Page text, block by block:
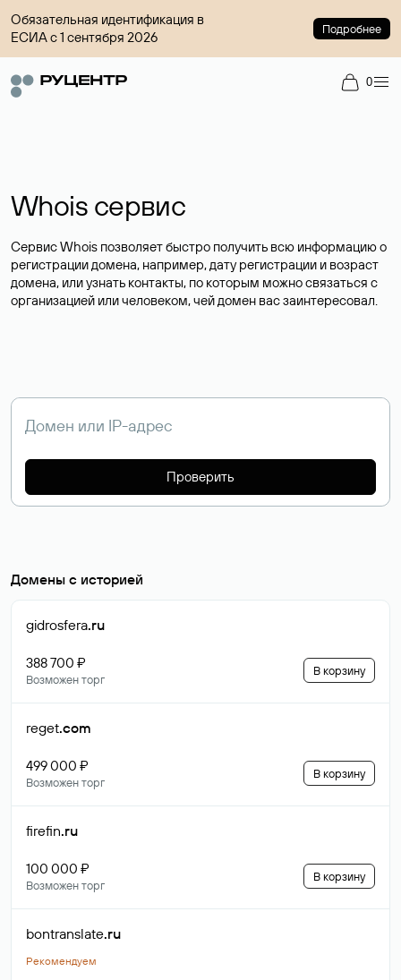
Обязательная идентификация в
ЕСИА с 1 сентября 2026
Подробнее
0
Whois сервис
Сервис Whois позволяет быстро получить всю информацию о
регистрации домена, например, дату регистрации и возраст
домена, или узнать контакты, по которым можно связаться с
организацией или человеком, чей домен вас заинтересовал.
Проверить
Домены с историей
gidrosfera.ru
388 700 ₽
Возможен торг
В корзину
reget.com
499 000 ₽
Возможен торг
В корзину
firefin.ru
100 000 ₽
Возможен торг
В корзину
bontranslate.ru
Рекомендуем